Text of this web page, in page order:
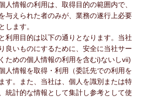
人情報の利用は、取得目的の範囲内で、
与えられた者のみが、業務の遂行上必要
します。
利用目的は以下の通りとなります。当社
良いものにするために、安全に当社サー
ための個人情報の利用を含むi)ないしvii)
人情報を取得・利用（委託先での利用を
す。また、当社は、個人を識別または特
統計的な情報として集計し参考として使